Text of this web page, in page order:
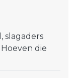
slagaders
die